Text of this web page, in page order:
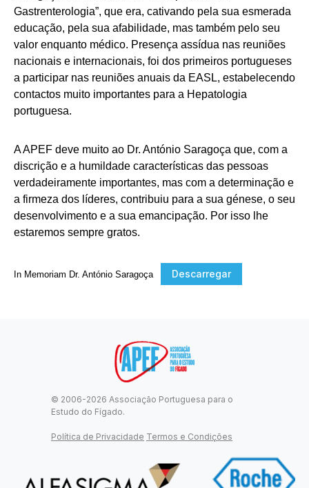
Gastrenterologia”, que era, cativando pela sua esmerada
educação, pela sua afabilidade, mas também pelo seu
valor enquanto médico. Presença assídua nas reuniões
nacionais e internacionais, foi dos primeiros portugueses
a participar nas reuniões anuais da EASL, estabelecendo
contactos muito importantes para a Hepatologia
portuguesa.
A APEF deve muito ao Dr. António Saragoça que, com a
discrição e a humildade características das pessoas
verdadeiramente importantes, mas com a determinação e
a firmeza dos líderes, contribuiu para a sua génese, o seu
desenvolvimento e a sua emancipação. Por isso lhe
estaremos sempre gratos.
n Memoriam Dr. António Saragoça Descarregar
© 2006-2026 Associação Portuguesa para o
Estudo do Fígado.
Política de Privacidade Termos e Condições